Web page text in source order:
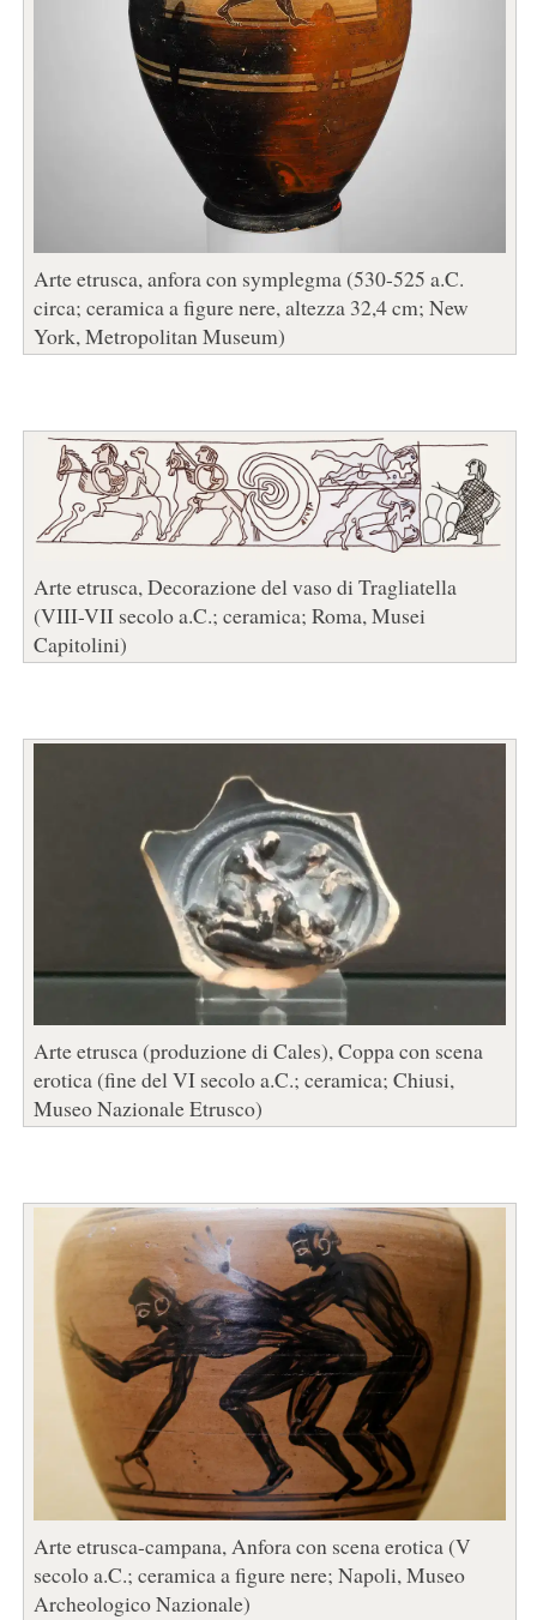
Arte etrusca, anfora con symplegma (530-525 a.C.
circa; ceramica a figure nere, altezza 32,4 cm; New
York, Metropolitan Museum)
Arte etrusca, Decorazione del vaso di Tragliatella
(VIII-VII secolo a.C.; ceramica; Roma, Musei
Capitolini)
Arte etrusca (produzione di Cales), Coppa con scena
erotica (fine del VI secolo a.C.; ceramica; Chiusi,
Museo Nazionale Etrusco)
Arte etrusca-campana, Anfora con scena erotica (V
secolo a.C.; ceramica a figure nere; Napoli, Museo
Archeologico Nazionale)